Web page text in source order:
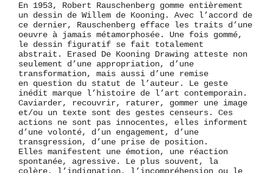
En 1953, Robert Rauschenberg gomme entièrement
un dessin de Willem de Kooning. Avec l’accord de
ce dernier, Rauschenberg efface les traits d’une
oeuvre à jamais métamorphosée. Une fois gommé,
le dessin figuratif se fait totalement
abstrait. Erased De Kooning Drawing atteste non
seulement d’une appropriation, d’une
transformation, mais aussi d’une remise
en question du statut de l’auteur. Le geste
inédit marque l’histoire de l’art contemporain.
Caviarder, recouvrir, raturer, gommer une image
et/ou un texte sont des gestes censeurs. Ces
actions ne sont pas innocentes, elles informent
d’une volonté, d’un engagement, d’une
transgression, d’une prise de position.
Elles manifestent une émotion, une réaction
spontanée, agressive. Le plus souvent, la